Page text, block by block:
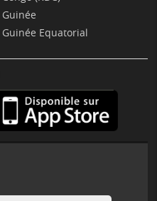
Guinée
Guinée Equatorial